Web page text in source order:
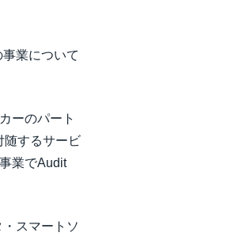
業について
ーのパート
随するサービ
業でAudit
スマートソ